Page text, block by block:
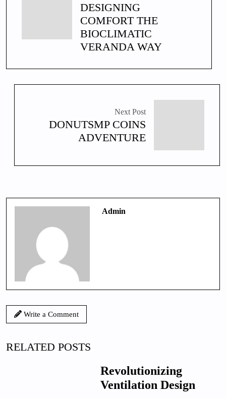
DESIGNING
COMFORT THE
BIOCLIMATIC
VERANDA WAY
Next Post
DONUTSMP COINS
ADVENTURE
Admin
Write a Comment
RELATED POSTS
Revolutionizing
Ventilation Design